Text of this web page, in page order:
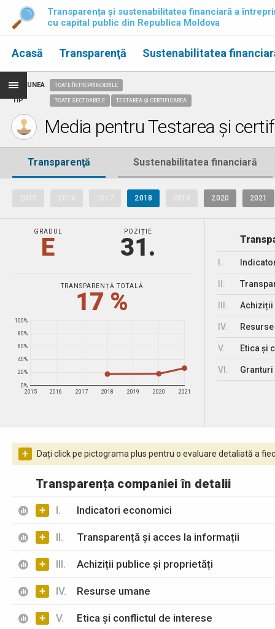
Transparența și sustenabilitatea financiară a
cu capital public din Republica Moldova
Acasă Transparenţă Sustenabilitatea
REGIUNEA
TIP
TOATE ÎNTREPRINDERILE
TOATE SECTOARELE TESTAREA ȘI CERTIFICAREA
Media pentru Testarea și
Transparenţă Sustenabilitatea financiară
2018 2020 2021
GRADUL
E
POZIȚIE
31.
TRANSPARENȚĂ TOTALĂ
17 %
2015 2016 2017 2018 2019 2020 2021
0%
20%
40%
60%
80%
100%
Achiziții
IV.
V. Etica și
VI.
+ Dați click pe pictograma plus pentru o evaluare detaliată a
Transparența companiei în detalii
+ I. Indicatori economici
+ II. Transparență și acces la informații
+ III. Achiziții publice și proprietăți
+ IV. Resurse umane
+ V. Etica și conflictul de interese